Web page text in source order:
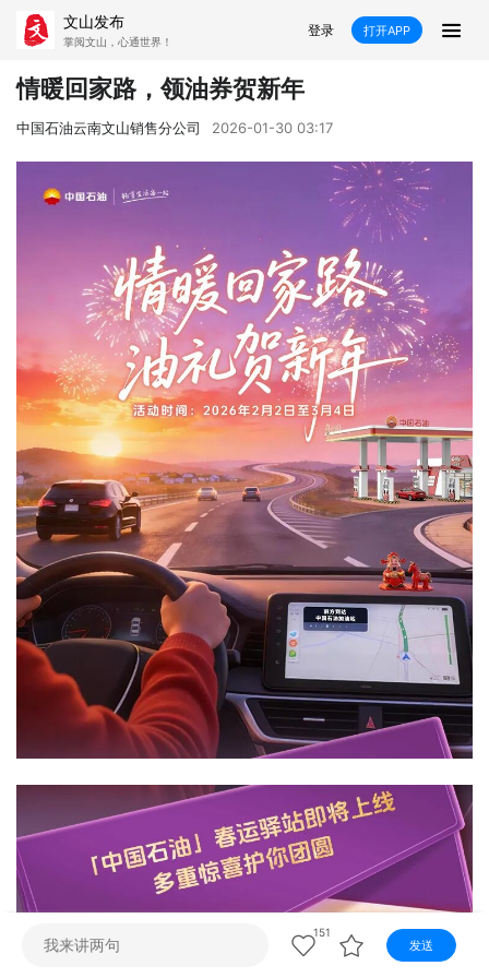
文山发布
掌阅文山，心通世界！
登录 打开APP
新闻
飞卡阅读 推荐 政声
专题
经济
民族 商务
文山市 砚山县 西畴县 麻栗坡县
马关县 丘北县 广南县 富宁县
视听
视频快刷 视频点播 阿文工作室 文山新闻
壮语节目 苗语节目 瑶语节目
情暖回家路，领油券贺新年
中国石油云南文山销售分公司 2026-01-30 03:17
151
发送